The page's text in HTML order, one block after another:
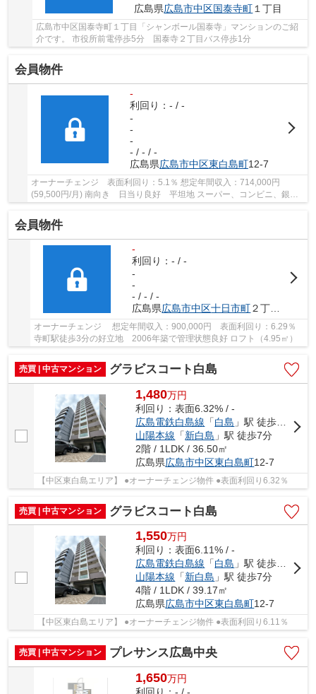
広島県広島市中区国泰寺町 １丁目
広島市中区国泰寺町１丁目「シャンボール国泰寺」マンションのご紹
介です。 市役所前電停歩5分 国泰寺２丁目バス停歩1分
会員物件
-
利回り：- / -
-
-
-
- / - / -
広島県広島市中区東白島町12-7
オーナーチェンジ 表面利回り：5.1％ 想定年間収入：714,000円
(59,500円/月) 南向き 日当り良好 平坦地 スーパー、コンビニ、銀行
会員物件
-
利回り：- / -
-
-
- / - / -
広島県広島市中区十日市町２丁目3-18
オーナーチェンジ 想定年間収入：900,000円 表面利回り：6.29％
寺町駅徒歩3分の好立地 2006年築で管理状態良好 ロフト（4.95㎡）
売買 | 中古マンション グラビスコート白島
1,480万円
利回り：表面6.32% / -
広島電鉄白島線 「白島 」駅 徒歩3分
山陽本線 「新白島 」駅 徒歩7分
2階 / 1LDK / 36.50㎡
広島県広島市中区東白島町12-7
【中区東白島エリア】 ●オーナーチェンジ物件 ●表面利回り6.32％
売買 | 中古マンション グラビスコート白島
1,550万円
利回り：表面6.11% / -
広島電鉄白島線 「白島 」駅 徒歩3分
山陽本線 「新白島 」駅 徒歩7分
4階 / 1LDK / 39.17㎡
広島県広島市中区東白島町12-7
【中区東白島エリア】 ●オーナーチェンジ物件 ●表面利回り6.11％
売買 | 中古マンション プレサンス広島中央
1,650万円